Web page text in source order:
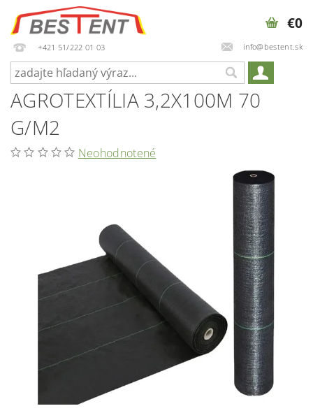
+421 51/222 01 03 info@bestent.sk
€0
AGROTEXTÍLIA 3,2X100M 70
G/M2
Neohodnotené